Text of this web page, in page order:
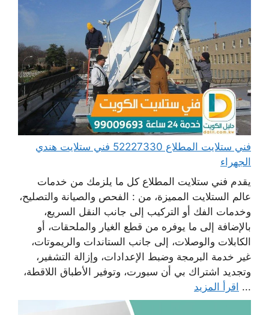
فني ستلايت المطلاع 52227330 فني ستلايت هندي
الجهراء
يقدم فني ستلايت المطلاع كل ما يلزمك من خدمات
عالم الستلايت المميزة، من : الفحص والصيانة والتصليح،
وخدمات الفك أو التركيب إلى جانب النقل السريع،
بالإضافة إلى ما يوفره من قطع الغيار والملحقات، أو
الكابلات والوصلات، إلى جانب الستاندات والريموتات،
غير خدمة البرمجة وضبط الإعدادات، وإزالة التشفير،
وتجديد اشتراك بي أن سبورت، وتوفير الأطباق اللاقطة،
... اقرأ المزيد